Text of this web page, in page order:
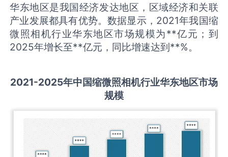
华东地区是我国经济发达地区，区域经济和关联
产业发展都具有优势。数据显示，2021年我国缩
微照相机行业华东地区市场规模为**亿元；到
2025年增长至**亿元，同比增速达到**%。
2021-2025年中国缩微照相机行业华东地区市场
规模